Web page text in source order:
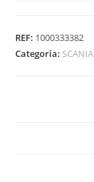
REF: 1000333382
Categoria: SCANIA